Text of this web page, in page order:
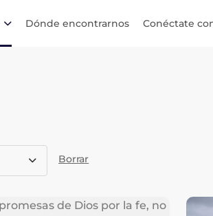
Dónde encontrarnos Conéctate
Borrar